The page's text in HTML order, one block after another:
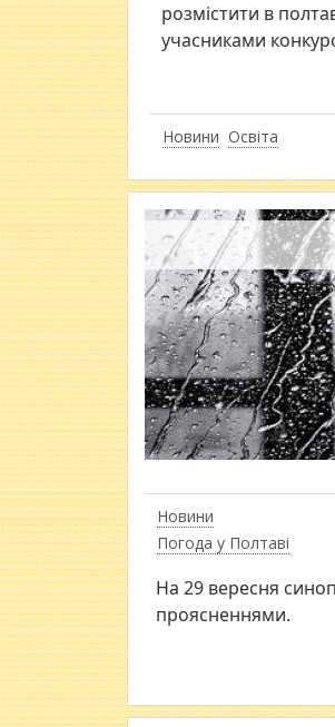
Новини Освіта
розмістити в
учасниками
Новини
Погода у Полтаві
На 29 вересня
проясненнями.